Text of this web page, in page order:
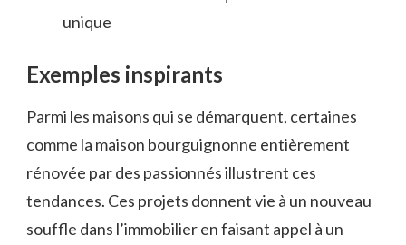
unique
Exemples inspirants
Parmi les maisons qui se démarquent, certaines
comme la maison bourguignonne entièrement
rénovée par des passionnés illustrent ces
tendances. Ces projets donnent vie à un nouveau
souffle dans l’immobilier en faisant appel à un